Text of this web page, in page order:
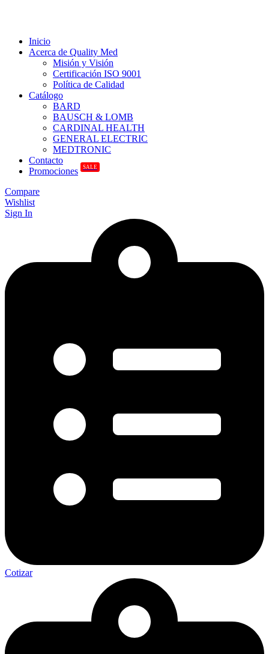
Inicio
Acerca de Quality Med
Misión y Visión
Certificación ISO 9001
Política de Calidad
Catálogo
BARD
BAUSCH & LOMB
CARDINAL HEALTH
GENERAL ELECTRIC
MEDTRONIC
Contacto
Promociones
SALE
Compare
Wishlist
Sign In
Cotizar